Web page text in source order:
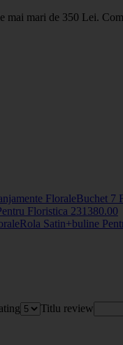
mai mari de 350 Lei.
Buchet 7
Floristica 231380.00
Rola Satin+buline
Titlu review